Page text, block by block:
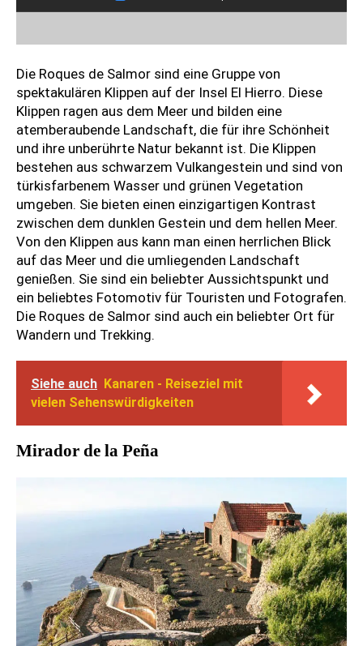
Die Roques de Salmor sind eine Gruppe von
spektakulären Klippen auf der Insel El Hierro. Diese
Klippen ragen aus dem Meer und bilden eine
atemberaubende Landschaft, die für ihre Schönheit
und ihre unberührte Natur bekannt ist. Die Klippen
bestehen aus schwarzem Vulkangestein und sind von
türkisfarbenem Wasser und grünen Vegetation
umgeben. Sie bieten einen einzigartigen Kontrast
zwischen dem dunklen Gestein und dem hellen Meer.
Von den Klippen aus kann man einen herrlichen Blick
auf das Meer und die umliegenden Landschaft
genießen. Sie sind ein beliebter Aussichtspunkt und
ein beliebtes Fotomotiv für Touristen und Fotografen.
Die Roques de Salmor sind auch ein beliebter Ort für
Wandern und Trekking.
Siehe auch Kanaren - Reiseziel mit
vielen Sehenswürdigkeiten
Mirador de la Peña